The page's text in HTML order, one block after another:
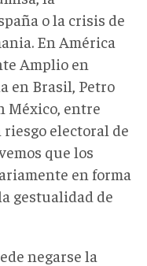
o la crisis de
En América
Amplio en
en Brasil, Petro
México, entre
electoral de
que los
en forma
gestualidad de
negarse la